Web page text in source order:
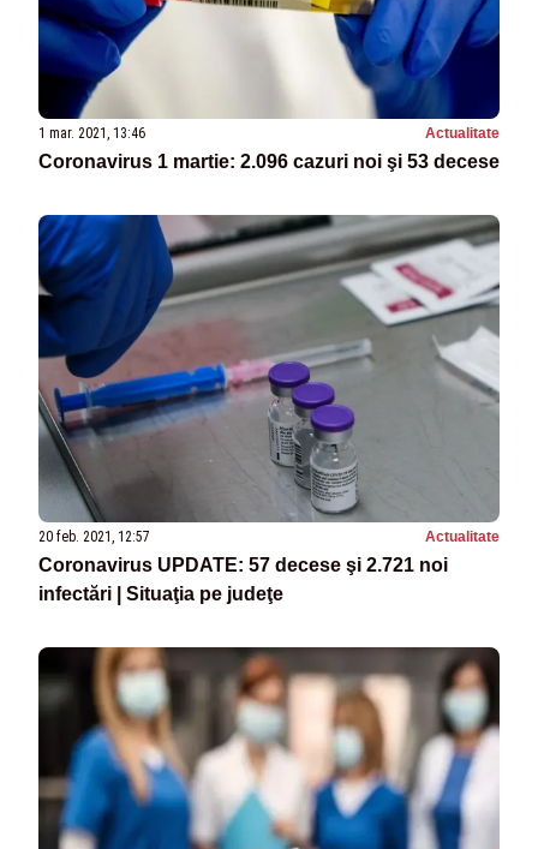
1 mar. 2021, 13:46 Actualitate
Coronavirus 1 martie: 2.096 cazuri noi şi 53 decese
20 feb. 2021, 12:57 Actualitate
Coronavirus UPDATE: 57 decese şi 2.721 noi
infectări | Situaţia pe judeţe